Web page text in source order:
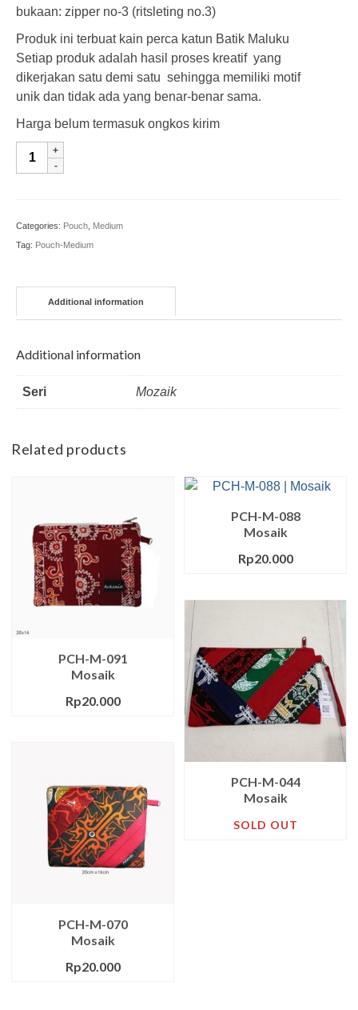
bukaan: zipper no-3 (ritsleting no.3)
Produk ini terbuat kain perca katun Batik Maluku
Setiap produk adalah hasil proses kreatif yang
dikerjakan satu demi satu sehingga memiliki motif
unik dan tidak ada yang benar-benar sama.
Harga belum termasuk ongkos kirim
PCH-
Mosaik
quantity
Categories: Pouch Medium
Tag: Pouch-Medium
Additional information
Additional information
Seri Mozaik
Related products
PCH-M-091
Mosaik
Rp20.000
PCH-M-088
Mosaik
Rp20.000
PCH-M-044
Mosaik
SOLD OUT
PCH-M-070
Mosaik
Rp20.000